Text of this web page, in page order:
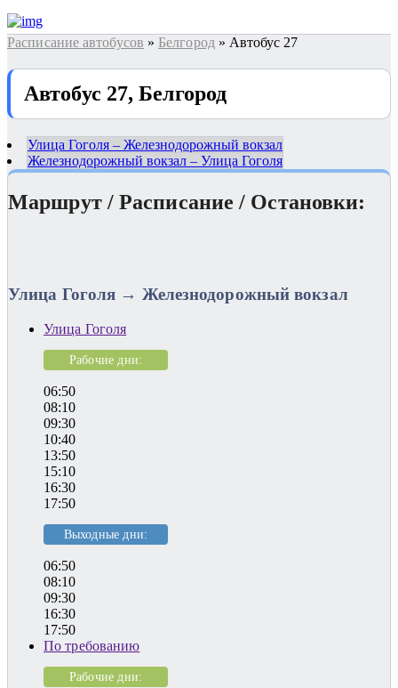
Расписание автобусов » Белгород » Автобус 27
Автобус 27, Белгород
Улица Гоголя – Железнодорожный вокзал
Железнодорожный вокзал – Улица Гоголя
Маршрут / Расписание / Остановки:
Улица Гоголя → Железнодорожный вокзал
Улица Гоголя
Рабочие дни:
06:50
08:10
09:30
10:40
13:50
15:10
16:30
17:50
Выходные дни:
06:50
08:10
09:30
16:30
17:50
По требованию
Рабочие дни: